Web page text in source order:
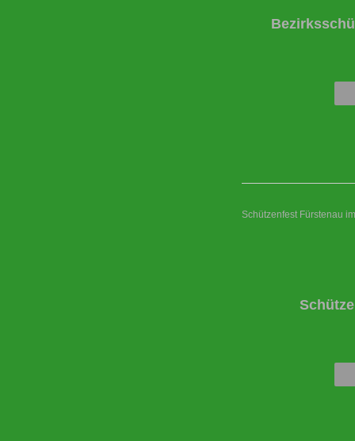
Schützenfest Fürstenau